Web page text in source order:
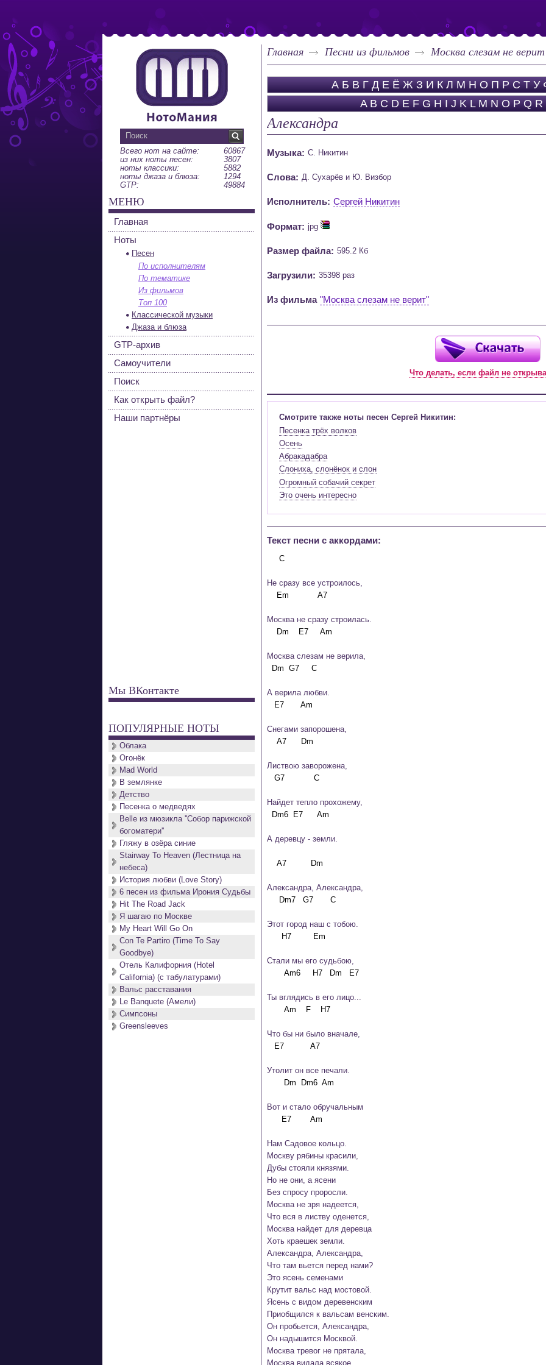
Главная Песни из фильмов Москва слезам не верит
А Б В Г Д Е Ё Ж З И К Л М Н О П Р С Т У
A B C D E F G H I J K L M N O P Q R
Александра
Музыка: С. Никитин
Слова: Д. Сухарёв и Ю. Визбор
Исполнитель: Сергей Никитин
Формат: jpg
Размер файла: 595.2 Кб
Загрузили: 35398 раз
Из фильма "Москва слезам не верит"
Что делать, если файл не
Смотрите также ноты песен Сергей Никитин:
Песенка трёх волков
Осень
Абракадабра
Слониха, слонёнок и слон
Огромный собачий секрет
Это очень интересно
Текст песни c аккордами:
Hе сразу все устроилось,
Москва не сразу строилась.
Москва слезам не верила,
А верила любви.
Снегами запорошена,
Листвою заворожена,
Hайдет тепло прохожему,
А деревцу - земли.
Александра, Александра,
Этот город наш с тобою.
Стали мы его судьбою,
Ты вглядись в его лицо...
Что бы ни было вначале,
Утолит он все печали.
Вот и стало обручальным
Hам Садовое кольцо.
Москву рябины красили,
Дубы стояли князями.
Hо не они, а ясени
Без спросу проросли.
Москва не зря надеется,
Что вся в листву оденется,
Москва найдет для деревца
Хоть краешек земли.
Александра, Александра,
Что там вьется перед нами?
Это ясень семенами
Крутит вальс над мостовой.
Ясень с видом деревенским
Приобщился к вальсам венским.
Он пробьется, Александра,
Он надышится Москвой.
Москва тревог не прятала,
Москва видала всякое,
Всего нот на сайте:
60867
из них ноты песен:
3807
ноты классики:
5882
ноты джаза и блюза:
1294
GTP:
49884
МЕНЮ
Главная
Ноты
Песен
По исполнителям
По тематике
Из фильмов
Топ 100
Классической музыки
Джаза и блюза
GTP-архив
Самоучители
Поиск
Как открыть файл?
Наши партнёры
Мы ВКонтакте
ПОПУЛЯРНЫЕ НОТЫ
Облака
Огонёк
Mad World
В землянке
Детство
Песенка о медведях
Belle из мюзикла ''Собор парижской
богоматери''
Гляжу в озёра синие
Stairway To Heaven (Лестница на
небеса)
История любви (Love Story)
6 песен из фильма Ирония Судьбы
Hit The Road Jack
Я шагаю по Москве
My Heart Will Go On
Con Te Partiro (Time To Say
Goodbye)
Отель Калифорния (Hotel
California) (с табулатурами)
Вальс расставания
Le Banquete (Амели)
Симпсоны
Greensleeves